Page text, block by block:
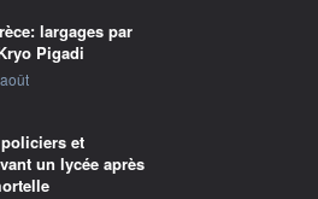
largages par
Pigadi
par
et
un lycée après